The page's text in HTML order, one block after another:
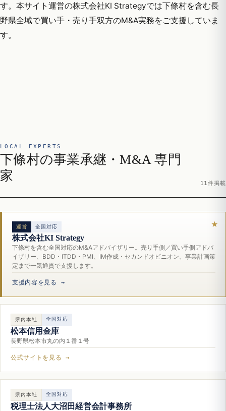
す。本サイト運営の株式会社KI Strategyでは下條村を含む長
野県全域で買い手・売り手双方のM&A実務をご支援していま
す。
LOCAL EXPERTS
下條村の事業承継・M&A 専門
家
11件掲載
運営 全国対応
株式会社KI Strategy
下條村を含む全国対応のM&Aアドバイザリー。売り手側／買い手側アドバ
イザリー、BDD・ITDD・PMI、IM作成・セカンドオピニオン、事業計画策
定まで一気通貫で支援します。
支援内容を見る →
県内本社 全国対応
松本信用金庫
長野県松本市丸の内１番１号
公式サイトを見る →
県内本社 全国対応
税理士法人大沼田経営会計事務所